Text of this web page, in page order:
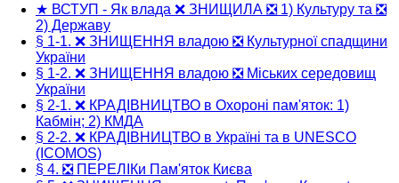
★ ВСТУП - Як влада ❌ ЗНИЩИЛА ❎ 1) Культуру та ❎
2) Державу
§ 1-1. ❌ ЗНИЩЕННЯ владою ❎ Культурної спадщини
України
§ 1-2. ❌ ЗНИЩЕННЯ владою ❎ Міських середовищ
України
§ 2-1. ❌ КРАДІВНИЦТВО в Охороні пам'яток: 1)
Кабмін; 2) КМДА
§ 2-2. ❌ КРАДІВНИЦТВО в Україні та в UNESCO
(ICOMOS)
§ 4. ❎ ПЕРЕЛІКи Пам'яток Києва